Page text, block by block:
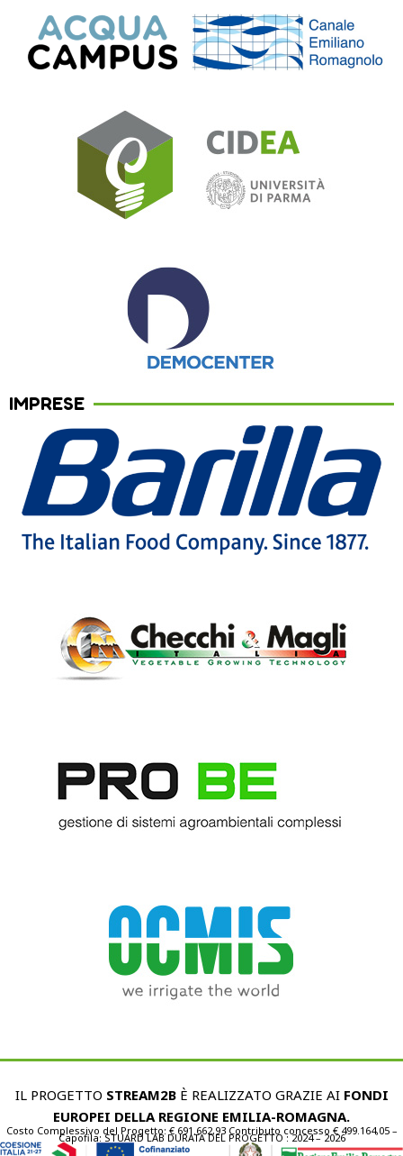
IMPRESE
IL PROGETTO STREAM2BÈ REALIZZATO GRAZIE AI FONDI
EUROPEI DELLA REGIONE EMILIA-ROMAGNA.
Costo Complessivo del Progetto: € 691.662,93 Contributo concesso € 499.164,05 –
Capofila: STUARD LAB DURATA DEL PROGETTO : 2024 – 2026